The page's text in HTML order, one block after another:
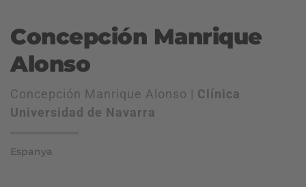
Concepción Manrique
Alonso
Concepción Manrique Alonso | Clínica
Universidad de Navarra
Espanya